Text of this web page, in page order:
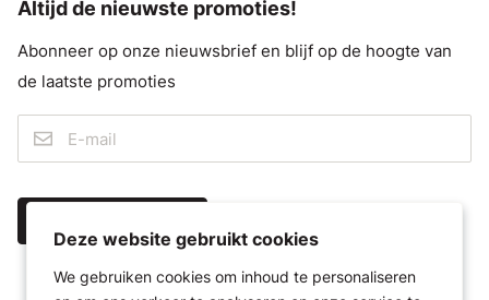
Altijd de nieuwste promoties!
Abonneer op onze nieuwsbrief en blijf op de hoogte van
de laatste promoties
Deze website gebruikt cookies
We gebruiken cookies om inhoud te personaliseren